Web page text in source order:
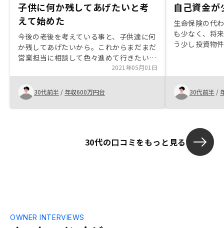
子供に何か残してあげたいと考
えて始めた
今後の老後を考えている事と、子供達に何
か残してあげたいから。これからまだまだ
営業担当に相談して色々進めて行きたいと
思います。日々、このような物件が有り、
資金面での説明が有れば良いなと思いま
す。
2021年05月01日
30代前半 / 年収600万円台
自己資金
生命保険の代
も少なく、将
う少し投資物
圧倒できると
30代前半 /
30代の口コミをもっと見る
OWNER INTERVIEWS